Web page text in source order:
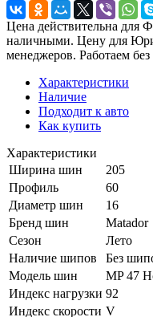
Цена действительна для
наличными. Цену для
менеджеров. Работаем
Характеристики
Наличие
Подходит к авто
Как купить
Характеристики
Ширина шин
205
Профиль
60
Диаметр шин
16
Бренд шин
Matador
Сезон
Лето
Наличие шипов
Без
Модель шин
MP 47
Индекс нагрузки 92
Индекс скорости V